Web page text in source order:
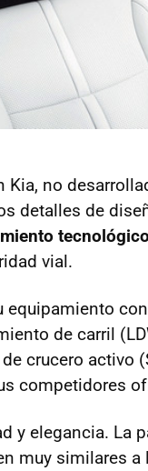
Kia, no
detalles de
tecnológico
vial.
equipamiento
de carril (
crucero activo (
competidores
y elegancia. La
muy similares a